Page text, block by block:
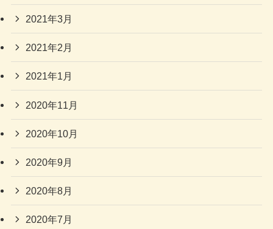
2021年3月
2021年2月
2021年1月
2020年11月
2020年10月
2020年9月
2020年8月
2020年7月